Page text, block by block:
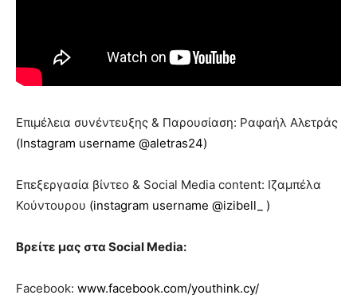
Επιμέλεια συνέντευξης & Παρουσίαση: Ραφαήλ Αλετράς
(Instagram username @aletras24)
Επεξεργασία βίντεο & Social Media content: Ιζαμπέλα
Κούντουρου (instagram username @izibell_ )
Βρείτε μας στα Social Media:
Facebook: www.facebook.com/youthink.cy/